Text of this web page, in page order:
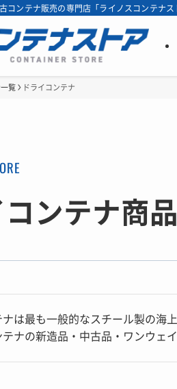
コンテナ販売の専門店「ライノスコンテナス
覧 ドライコンテナ
コンテナ商
ナは最も一般的なスチール製の海
テナの新造品・中古品・ワンウェ